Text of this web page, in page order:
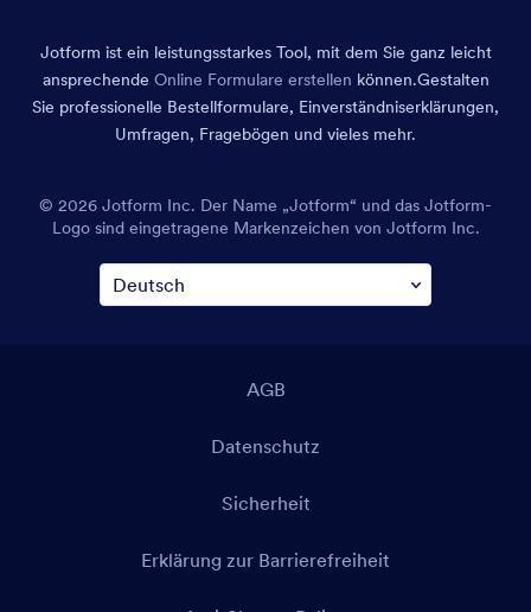
Jotform ist ein leistungsstarkes Tool, mit dem Sie ganz leicht
ansprechende Online Formulare erstellen können.Gestalten
Sie professionelle Bestellformulare, Einverständniserklärungen,
Umfragen, Fragebögen und vieles mehr.
© 2026 Jotform Inc. Der Name „Jotform“ und das Jotform-
Logo sind eingetragene Markenzeichen von Jotform Inc.
AGB
Datenschutz
Sicherheit
Erklärung zur Barrierefreiheit